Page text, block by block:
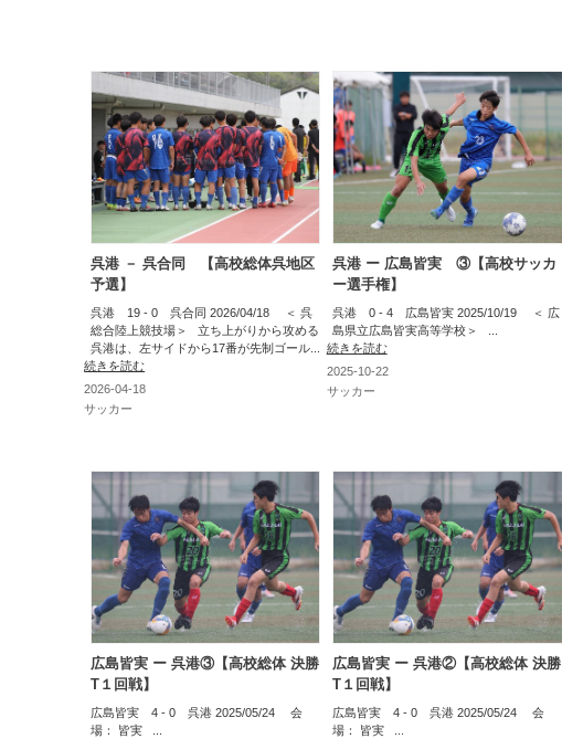
呉港 － 呉合同 【高校総体呉地区
予選】
呉港 19 - 0 呉合同 2026/04/18 ＜ 呉
総合陸上競技場＞ 立ち上がりから攻める
呉港は、左サイドから17番が先制ゴール...
続きを読む
2026-04-18
サッカー
呉港 ー 広島皆実 ③【高校サッカ
ー選手権】
呉港 0 - 4 広島皆実 2025/10/19 ＜ 広
島県立広島皆実高等学校＞ ...
続きを読む
2025-10-22
サッカー
広島皆実 ー 呉港③【高校総体 決勝
T１回戦】
広島皆実 4 - 0 呉港 2025/05/24 会
場： 皆実 ...
広島皆実 ー 呉港②【高校総体 決勝
T１回戦】
広島皆実 4 - 0 呉港 2025/05/24 会
場： 皆実 ...